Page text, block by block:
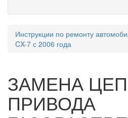
Вы здесь
Инструкции по ремонту
CX-7 с 2006 года
ЗАМЕНА
ПРИВОДА